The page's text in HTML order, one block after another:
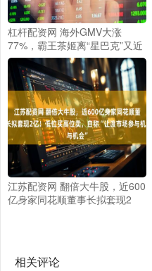
杠杆配资网 海外GMV大涨
77%，霸王茶姬离“星巴克”又近
一步
江苏配资网 翻倍大牛股，近600
亿身家同花顺董事长拟套现2
相关评论